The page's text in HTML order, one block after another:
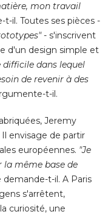
mon travail
t-il. Toutes ses pièces -
- s'inscrivent
d'un design simple et
dans lequel
de revenir à des
t-il.
Jeremy
envisage de partir
européennes. "Je
la même base de
demande-t-il. A Paris
s'arrêtent,
curiosité, une